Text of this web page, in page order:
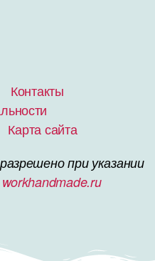
Контакты
Карта сайта
при указании
workhandmade.ru